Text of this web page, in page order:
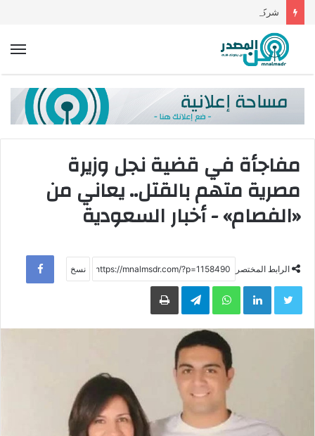
مفاجأة في قضية نجل وزيرة
مصرية متهم بالقتل.. يعاني من
«الفصام» - أخبار السعودية
الرابط المختصر
Twitter
LinkedIn
WhatsApp
Telegramطباعة